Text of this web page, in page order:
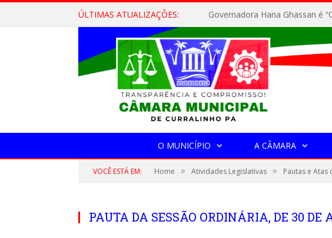
ÚLTIMAS ATUALIZAÇÕES: Governadora Hana Ghassan é
O MUNICÍPIO A CÂMARA
VOCÊ ESTÁ EM: Home » Atividades Legislativas » Pautas e Atas
PAUTA DA SESSÃO ORDINÁRIA, DE 30 DE